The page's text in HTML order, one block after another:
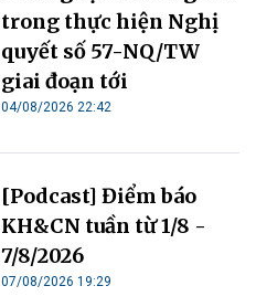
trong thực hiện Nghị
quyết số 57-NQ/TW
giai đoạn tới
04/08/2026 22:42
[Podcast] Điểm báo
KH&CN tuần từ 1/8 -
7/8/2026
07/08/2026 19:29